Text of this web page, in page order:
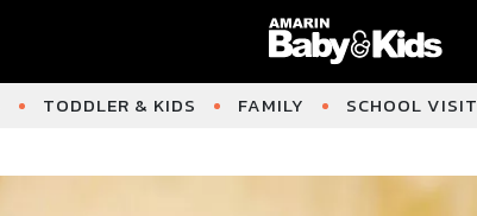
TODDLER & KIDS FAMILY SCHOOL VISIT